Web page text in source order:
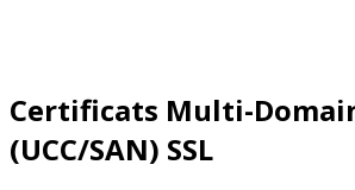
Certificats Multi-
(UCC/SAN) SSL